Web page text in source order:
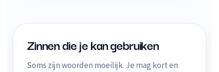
Zinnen die je kan gebruiken
Soms zijn woorden moeilijk. Je mag kort en